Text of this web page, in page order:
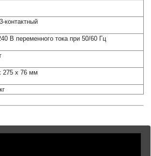
контактный
В переменного тока при 50/60 Гц
275 x 76 мм